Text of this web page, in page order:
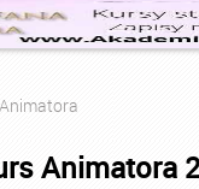
Animatora